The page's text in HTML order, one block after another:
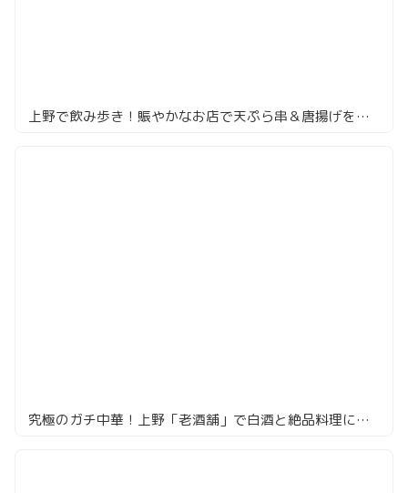
上野で飲み歩き！賑やかなお店で天ぷら串＆唐揚げを食らう！
究極のガチ中華！上野「老酒舗」で白酒と絶品料理に酔う